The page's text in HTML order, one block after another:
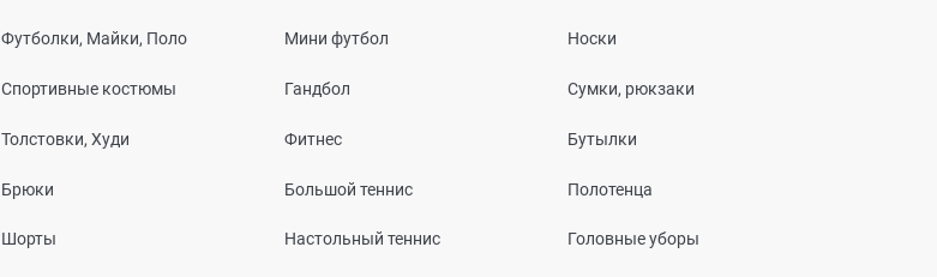
Футболки, Майки, Поло
Спортивные костюмы
Толстовки, Худи
Брюки
Шорты
Мини футбол
Гандбол
Фитнес
Большой теннис
Настольный теннис
Носки
Сумки, рюкзаки
Бутылки
Полотенца
Головные уборы